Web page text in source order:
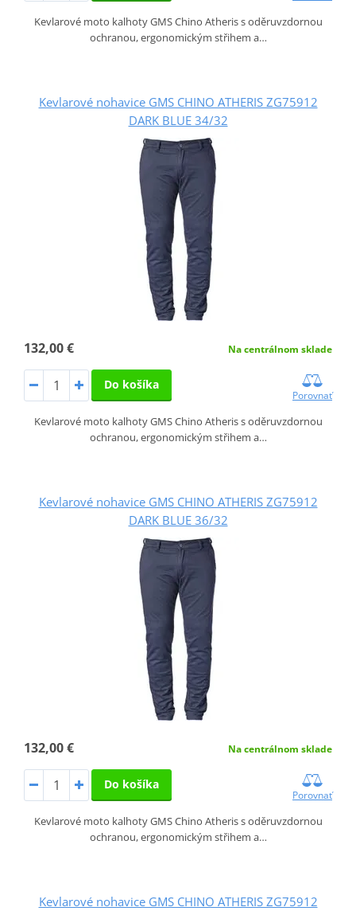
Kevlarové moto kalhoty GMS Chino Atheris s oděruvzdornou
ochranou, ergonomickým střihem a…
Kevlarové nohavice GMS CHINO ATHERIS ZG75912
DARK BLUE 34/32
132,00 € Na centrálnom sklade
Do košíka
Porovnať
Kevlarové moto kalhoty GMS Chino Atheris s oděruvzdornou
ochranou, ergonomickým střihem a…
Kevlarové nohavice GMS CHINO ATHERIS ZG75912
DARK BLUE 36/32
132,00 € Na centrálnom sklade
Do košíka
Porovnať
Kevlarové moto kalhoty GMS Chino Atheris s oděruvzdornou
ochranou, ergonomickým střihem a…
Kevlarové nohavice GMS CHINO ATHERIS ZG75912